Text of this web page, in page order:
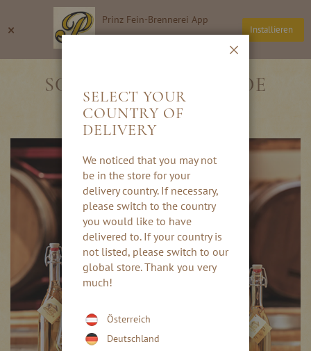
× Prinz Fein-Brennerei App
Installieren
Inhalt
Suche
SCHNAPS, DER FREUDE
MACHT!
SELECT YOUR
COUNTRY OF
DELIVERY
We noticed that you may not
be in the store for your
delivery country. If necessary,
please switch to the country
you would like to have
delivered to. If your country is
not listed, please switch to our
global store. Thank you very
much!
Österreich
Deutschland